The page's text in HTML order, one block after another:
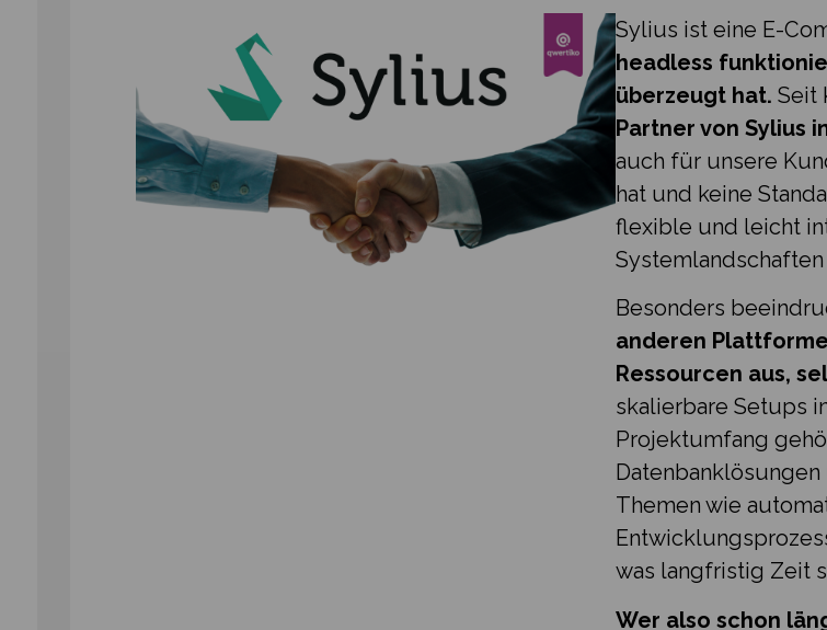
Sylius ist eine E⁠-⁠
headless
überzeugt hat.Seit
Partner von Sylius
auch für unsere
hat und keine
flexible und leicht
Besonders
anderen
Ressourcen aus,
skalierbare Setups
Projektumfang
Themen wie
was langfristig Zeit
Wer also schon